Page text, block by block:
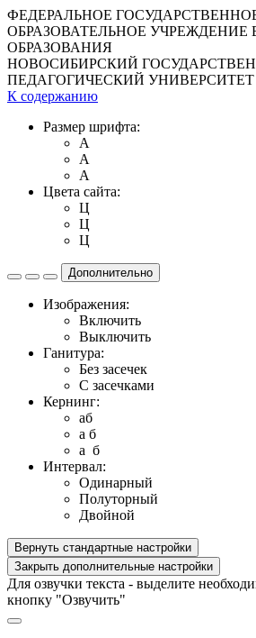
ФЕДЕРАЛЬНОЕ
ОБРАЗОВАТЕЛЬНОЕ
ОБРАЗОВАНИЯ
НОВОСИБИРСКИЙ
ПЕДАГОГИЧЕСКИЙ УНИВЕРСИТЕТ
К содержанию
Размер шрифта:
A
A
A
Цвета сайта:
Ц
Ц
Ц
Дополнительно
Изображения:
Включить
Выключить
Ганитура:
Без засечек
С засечками
Кернинг:
aб
a б
a б
Интервал:
Одинарный
Полуторный
Двойной
Вернуть стандартные настройки
Закрыть дополнительные настройки
Для озвучки текста - выделите
кнопку "Озвучить"